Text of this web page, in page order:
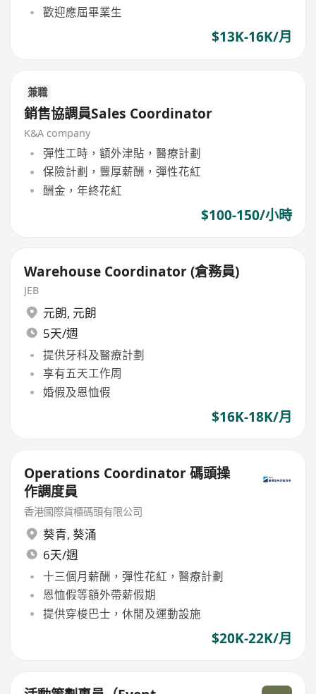
歡迎應屆畢業生
$13K-16K/月
兼職
銷售協調員Sales Coordinator
K&A company
彈性工時，額外津貼，醫療計劃
保險計劃，豐厚薪酬，彈性花紅
酬金，年終花紅
$100-150/小時
Warehouse Coordinator (倉務員)
JEB
元朗, 元朗
5天/週
提供牙科及醫療計劃
享有五天工作周
婚假及恩恤假
$16K-18K/月
Operations Coordinator 碼頭操
作調度員
香港國際貨櫃碼頭有限公司
葵青, 葵涌
6天/週
十三個月薪酬，彈性花紅，醫療計劃
恩恤假等額外帶薪假期
提供穿梭巴士，休閒及運動設施
$20K-22K/月